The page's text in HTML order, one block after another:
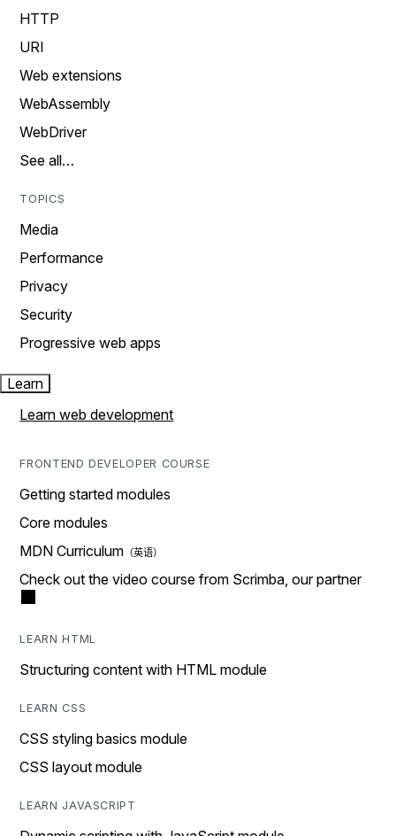
HTTP
URI
Web extensions
WebAssembly
WebDriver
See all…
TOPICS
Media
Performance
Privacy
Security
Progressive web apps
Learn
Learn web development
FRONTEND DEVELOPER COURSE
Getting started modules
Core modules
MDN Curriculum
Check out the video course from Scrimba, our partner
LEARN HTML
Structuring content with HTML module
LEARN CSS
CSS styling basics module
CSS layout module
LEARN JAVASCRIPT